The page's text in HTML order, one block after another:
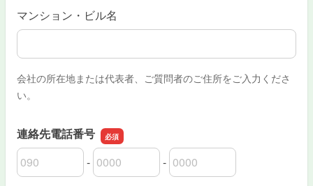
マンション・ビル名
会社の所在地または代表者、ご質問者のご住所をご入力くださ
い。
連絡先電話番号
連絡先電話番号の市外局番
-
連絡先電話番号の市内局番 -
連絡先電話番号の加入者番号